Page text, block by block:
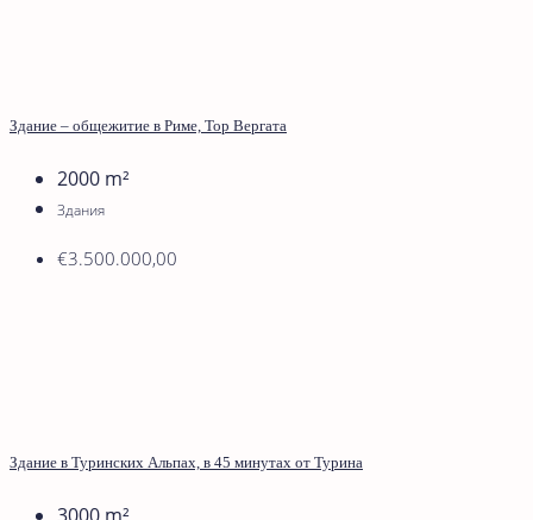
Здание – общежитие в Риме, Тор Вергата
2000 m²
Здания
€3.500.000,00
Здание в Туринских Альпах, в 45 минутах от Турина